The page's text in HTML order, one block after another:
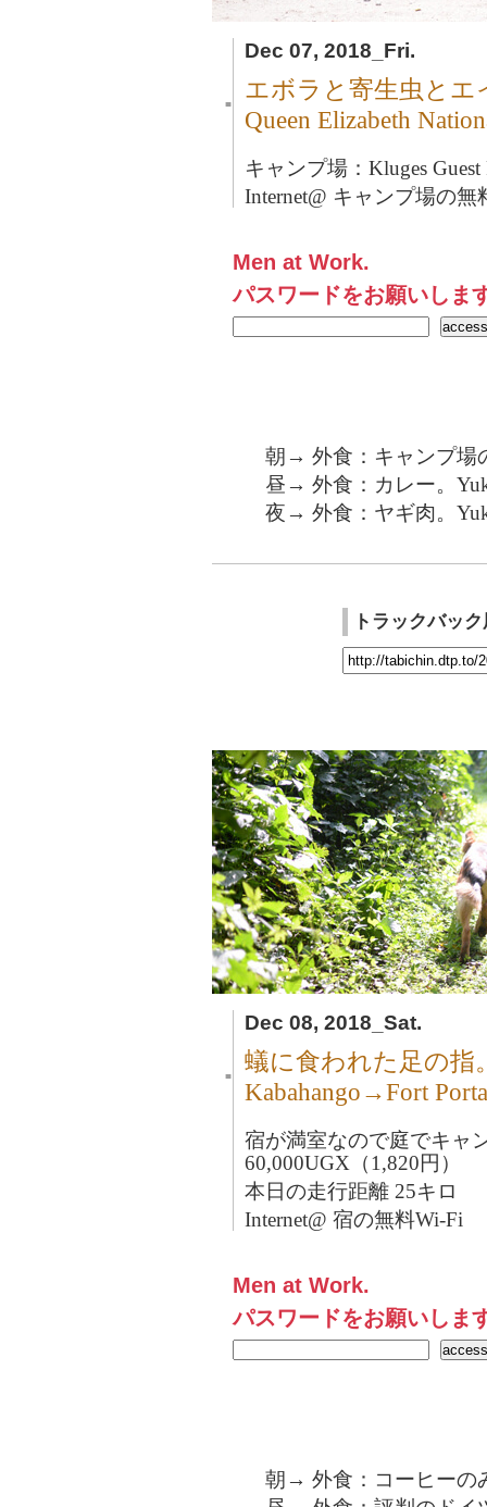
Dec 07, 2018_Fri.
■
エボラと寄生虫と
Queen Elizabeth
キャンプ場：Kluges
Internet@ キャンプ場の無
Men at Work.
パスワードをお願いしま
朝→ 外食：キャンプ場
昼→ 外食：カレー。
夜→ 外食：ヤギ肉。
トラックバッ
Dec 08, 2018_Sat.
■
蟻に食われた足の指
Kabahango→Fort
宿が満室なので庭でキャ
60,000UGX（1,820円）
本日の走行距離 25キロ
Internet@ 宿の無料Wi-Fi
Men at Work.
パスワードをお願いしま
朝→ 外食：コーヒーの